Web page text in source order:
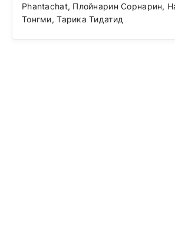
Phantachat, Плойнарин Сорнарин,
Тонгми, Тарика Тидатид